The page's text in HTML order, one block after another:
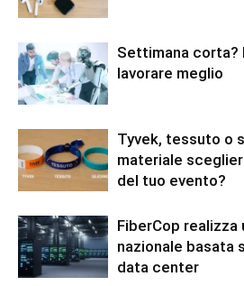
Settimana corta?
lavorare meglio
Tyvek, tessuto o
materiale
del tuo evento?
FiberCop realizza
nazionale basata
data center